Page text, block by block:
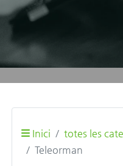
Inici totes les
Teleorman